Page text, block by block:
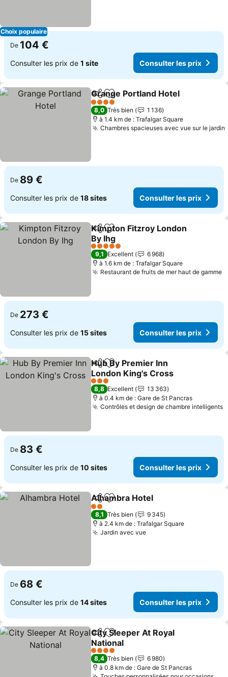
Choix populaire
De 104 €
Consulter les prix de 1 site Consulter les prix
PartagerAjouter à mes favoris
Grange Portland Hotel
4 Étoiles
8,0 Très bien
1 136
à 1.4 km de : Trafalgar Square
Chambres spacieuses avec vue sur le jardin
De 89 €
Consulter les prix de 18 sites Consulter les prix
PartagerAjouter à mes favoris
Kimpton Fitzroy London
By Ihg
Consulter les prix
5 Étoiles
9,1 Excellent
6 968
à 1.6 km de : Trafalgar Square
Restaurant de fruits de mer haut de gamme
De 273 €
Consulter les prix de 15 sites Consulter les prix
PartagerAjouter à mes favoris
Hub By Premier Inn
London King's Cross
Consulter les prix
3 Étoiles
8,8 Excellent
13 363
à 0.4 km de : Gare de St Pancras
Contrôles et design de chambre intelligents
De 83 €
Consulter les prix de 10 sites Consulter les prix
PartagerAjouter à mes favoris
Alhambra Hotel
2 Étoiles
8,1 Très bien
9 345
à 2.4 km de : Trafalgar Square
Jardin avec vueConsulter les prix
De 68 €
Consulter les prix de 14 sites Consulter les prix
PartagerAjouter à mes favoris
City Sleeper At Royal
National
Consulter les prix
4 Étoiles
8,4 Très bien
6 980
à 0.8 km de : Gare de St Pancras